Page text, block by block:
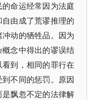
命运经常因为法庭
由成了荒谬推理的
动的牺牲品。因为
念中得出的谬误结
到，相同的罪行在
不同的惩罚。原因
飘忽不定的法律解